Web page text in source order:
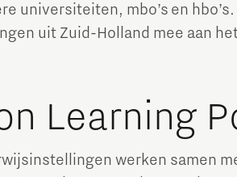
universiteiten, mbo’s en
uit Zuid-Holland mee aan
Learning
werken samen